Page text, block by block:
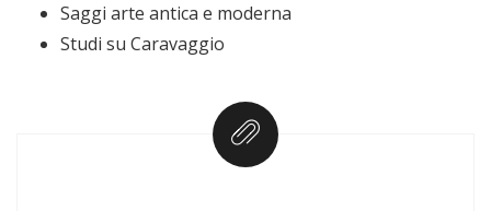
Saggi arte antica e moderna
Studi su Caravaggio